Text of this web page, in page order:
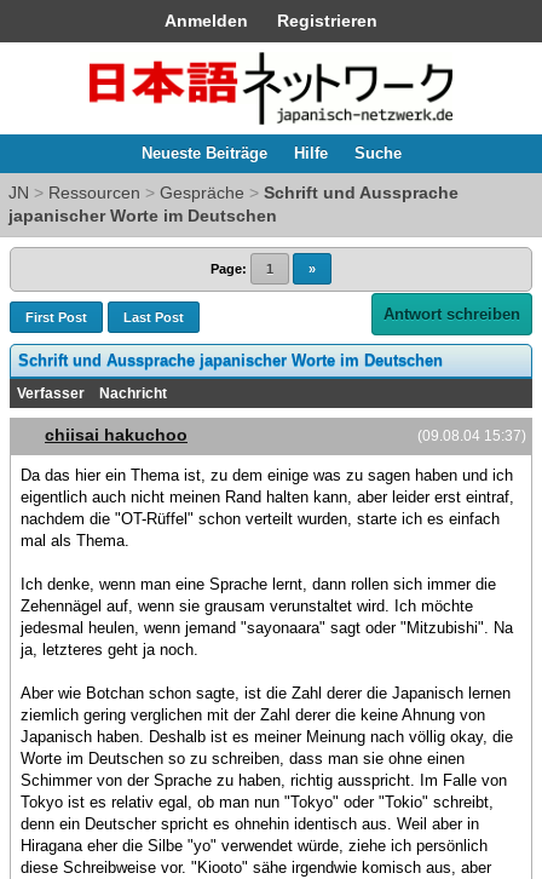
Anmelden Registrieren
Neueste Beiträge Hilfe Suche
JN > Ressourcen > Gespräche > Schrift und Aussprache
japanischer Worte im Deutschen
Page: 1 »
First Post Last Post Antwort schreiben
Schrift und Aussprache japanischer Worte im Deutschen
Verfasser Nachricht
(09.08.04 15:37)
chiisai hakuchoo
Da das hier ein Thema ist, zu dem einige was zu sagen haben und ich
eigentlich auch nicht meinen Rand halten kann, aber leider erst eintraf,
nachdem die "OT-Rüffel" schon verteilt wurden, starte ich es einfach
mal als Thema.
Ich denke, wenn man eine Sprache lernt, dann rollen sich immer die
Zehennägel auf, wenn sie grausam verunstaltet wird. Ich möchte
jedesmal heulen, wenn jemand "sayonaara" sagt oder "Mitzubishi". Na
ja, letzteres geht ja noch.
Aber wie Botchan schon sagte, ist die Zahl derer die Japanisch lernen
ziemlich gering verglichen mit der Zahl derer die keine Ahnung von
Japanisch haben. Deshalb ist es meiner Meinung nach völlig okay, die
Worte im Deutschen so zu schreiben, dass man sie ohne einen
Schimmer von der Sprache zu haben, richtig ausspricht. Im Falle von
Tokyo ist es relativ egal, ob man nun "Tokyo" oder "Tokio" schreibt,
denn ein Deutscher spricht es ohnehin identisch aus. Weil aber in
Hiragana eher die Silbe "yo" verwendet würde, ziehe ich persönlich
diese Schreibweise vor. "Kiooto" sähe irgendwie komisch aus, aber